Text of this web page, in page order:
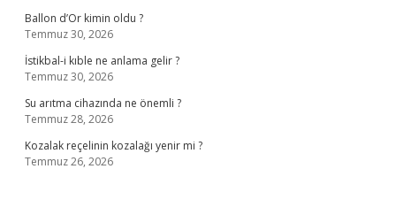
Ballon d’Or kimin oldu ?
Temmuz 30, 2026
İstikbal-i kıble ne anlama gelir ?
Temmuz 30, 2026
Su arıtma cihazında ne önemli ?
Temmuz 28, 2026
Kozalak reçelinin kozalağı yenir mi ?
Temmuz 26, 2026